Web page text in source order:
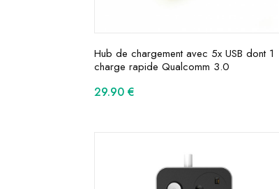
Hub de chargement avec 5x USB dont 1
charge rapide Qualcomm 3.0
29.90 €